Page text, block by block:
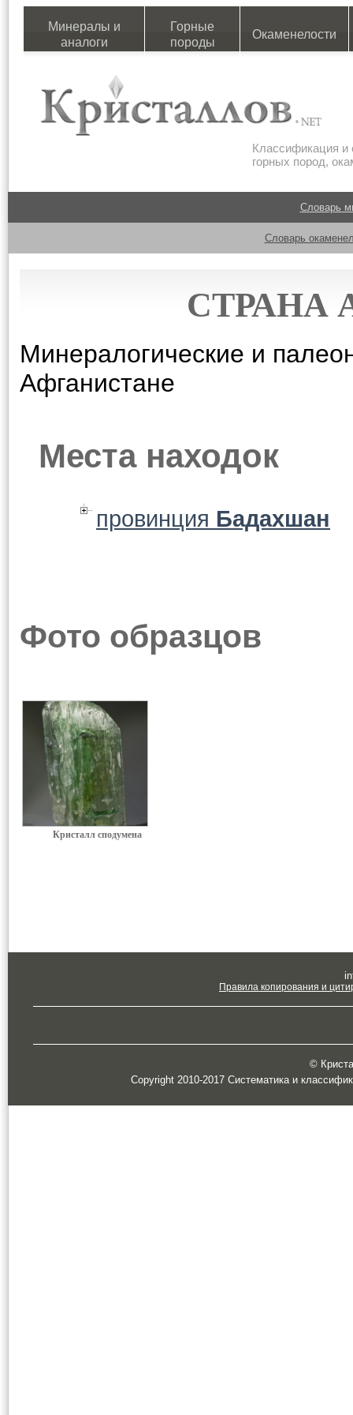
Минералы и
аналоги
Горные
породы
Окаменелости
Классификация и
горных пород,
Словарь
Словарь
СТРАНА
Минералогические и
Афганистане
Места находок
провинция Бадахшан
Фото образцов
Кристалл сподумена
Правила копирования и
©
Copyright 2010-2017 Систематика и